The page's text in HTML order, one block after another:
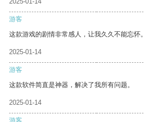
游客
这款游戏的剧情非常感人，让我久久不能忘怀。
2025-01-14
游客
这款软件简直是神器，解决了我所有问题。
2025-01-14
游客